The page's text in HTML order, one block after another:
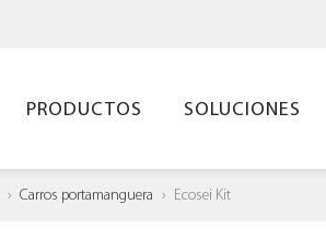
PRODUCTOS SOLUCIONES
Carros portamanguera Ecosei Kit